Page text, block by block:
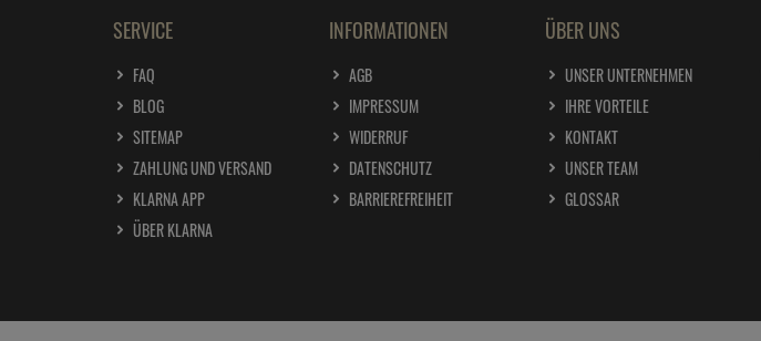
SERVICE
FAQ
BLOG
SITEMAP
ZAHLUNG UND VERSAND
KLARNA APP
ÜBER KLARNA
INFORMATIONEN
AGB
IMPRESSUM
WIDERRUF
DATENSCHUTZ
BARRIEREFREIHEIT
ÜBER UNS
UNSER UNTERNEHMEN
IHRE VORTEILE
KONTAKT
UNSER TEAM
GLOSSAR